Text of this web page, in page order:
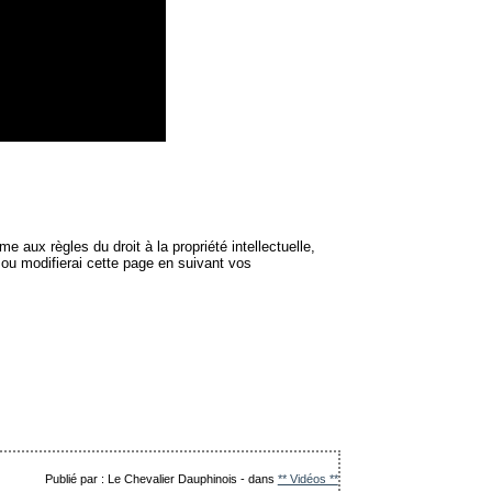
aux règles du droit à la propriété intellectuelle,
modifierai cette page en suivant vos
Publié par : Le Chevalier Dauphinois -dans ** Vidéos **